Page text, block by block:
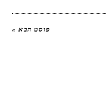
פוסט הבא »